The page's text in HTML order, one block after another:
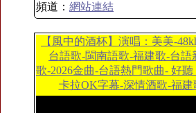
頻道： 網站連結
【風中的酒杯】演唱：美美-
台語歌-閩南語歌-福建歌-台語
歌-2026金曲-台語熱門歌曲- 好
卡拉OK字幕-深情酒歌-福建